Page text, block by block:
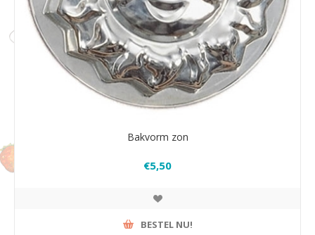
Bakvorm zon
€5,50
BESTEL NU!